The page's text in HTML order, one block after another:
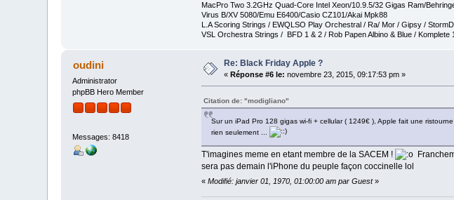
MacPro Two 3.2GHz Quad-Core Intel Xeon/10.9.5/32 Gigas Ram/
Virus B/XV 5080/Emu E6400/Casio CZ101/Akai Mpk88
L.A Scoring Strings / EWQLSO Play Orchestral / Ra/ Mor / Gipsy /
VSL Orchestra Strings / BFD 1 & 2 / Rob Papen Albino & Blue /
oudini
Administrator
phpBB Hero Member
Messages: 8418
Re: Black Friday Apple ?
« Réponse #6 le: novembre 23, 2015, 09:17:53 pm »
Citation de: "modigliano"
Sur un iPad Pro 128 gigas wi-fi + cellular ( 1249€ ), Apple fait une
rien seulement ...
T'imagines meme en etant membre de la SACEM !
sera pas demain l'iPhone du peuple façon coccinelle lol
« Modifié: janvier 01, 1970, 01:00:00 am par Guest»